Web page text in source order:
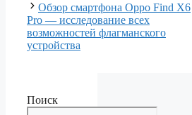
Обзор смартфона Oppo Find X6
Pro — исследование всех
возможностей флагманского
устройства
Поиск